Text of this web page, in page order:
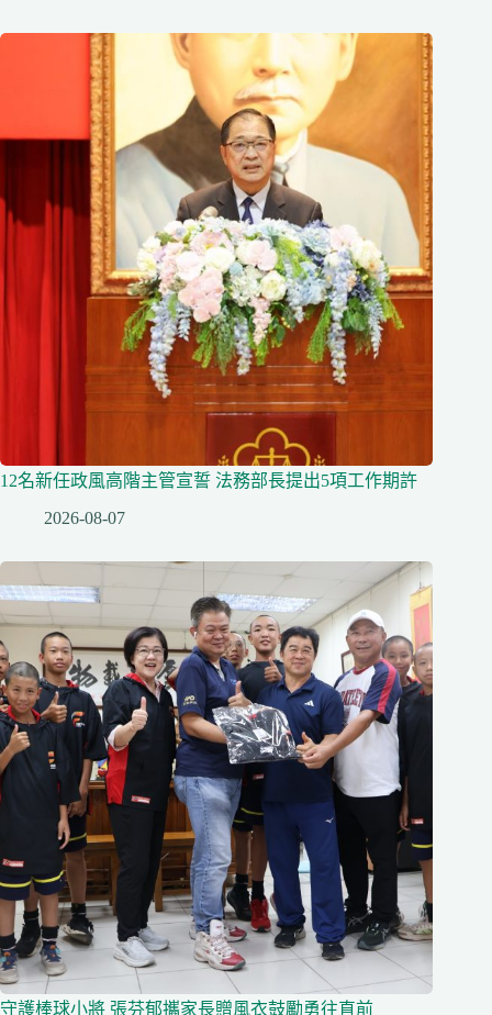
12名新任政風高階主管宣誓 法務部長提出5項工作期許
2026-08-07
守護棒球小將 張芬郁攜家長贈風衣鼓勵勇往直前